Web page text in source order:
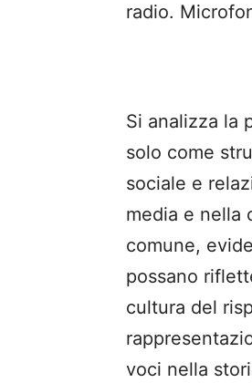
radio.
Si analizza la
solo come
sociale e
media e nella
comune,
possano
cultura del
voci nella